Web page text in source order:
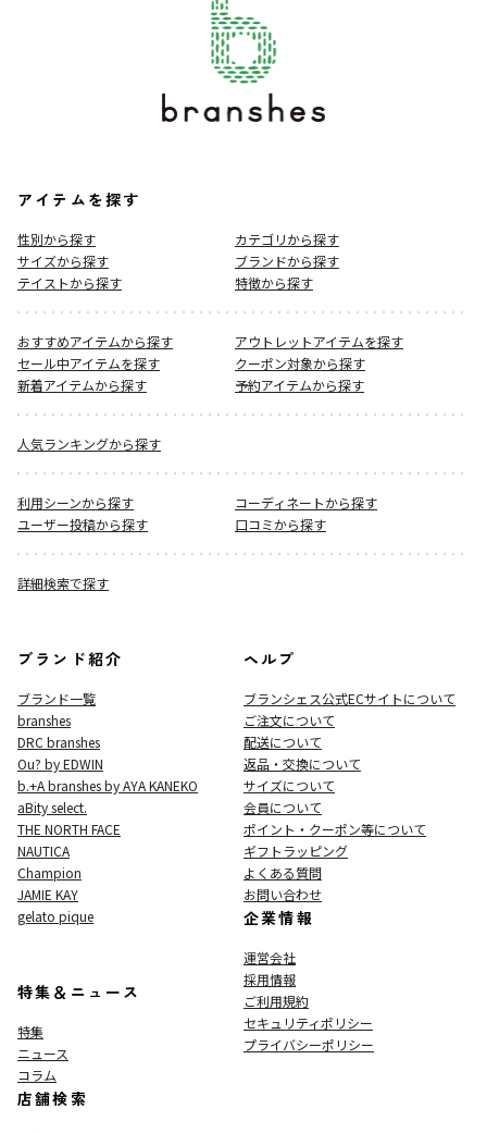
アイテムを探す
性別から探す
カテゴリから探す
サイズから探す
ブランドから探す
テイストから探す
特徴から探す
おすすめアイテムから探す
アウトレットアイテムを探す
セール中アイテムを探す
クーポン対象から探す
新着アイテムから探す
予約アイテムから探す
人気ランキングから探す
利用シーンから探す
コーディネートから探す
ユーザー投稿から探す
口コミから探す
詳細検索で探す
ブランド紹介
ブランド一覧
branshes
DRC branshes
Ou? by EDWIN
b.+A branshes by AYA KANEKO
aBity select.
THE NORTH FACE
NAUTICA
Champion
JAMIE KAY
gelato pique
特集＆ニュース
特集
ニュース
コラム
店舗検索
ヘルプ
ブランシェス公式ECサイトについて
ご注文について
配送について
返品・交換について
サイズについて
会員について
ポイント・クーポン等について
ギフトラッピング
よくある質問
お問い合わせ
企業情報
運営会社
採用情報
ご利用規約
セキュリティポリシー
プライバシーポリシー